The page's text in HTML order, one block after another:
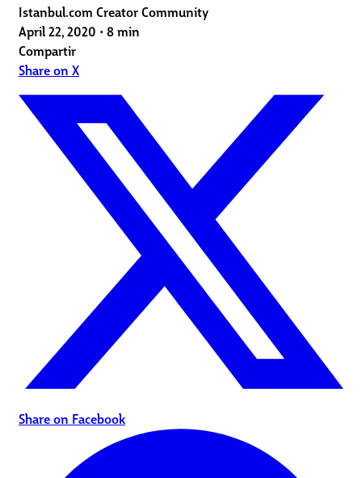
Istanbul.com Creator Community
April 22, 2020 • 8 min
Compartir
Share on X
Share on Facebook